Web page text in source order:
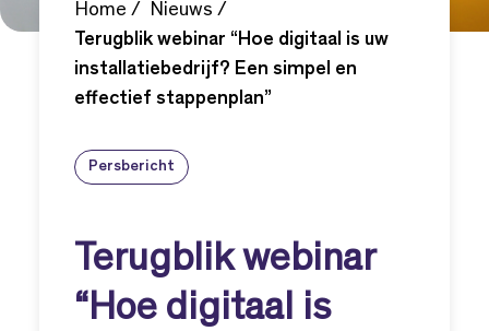
Home
Nieuws
Terugblik webinar “Hoe digitaal is uw
installatiebedrijf? Een simpel en
effectief stappenplan”
Persbericht
Terugblik webinar
“Hoe digitaal is